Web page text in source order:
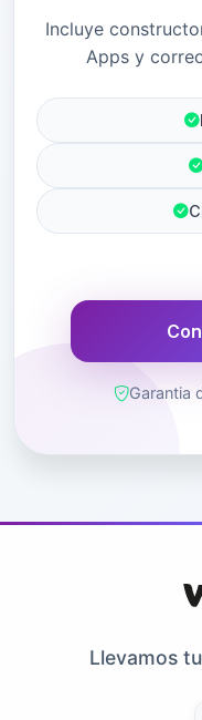
Incluye
Apps y
Garantia
Llevamos